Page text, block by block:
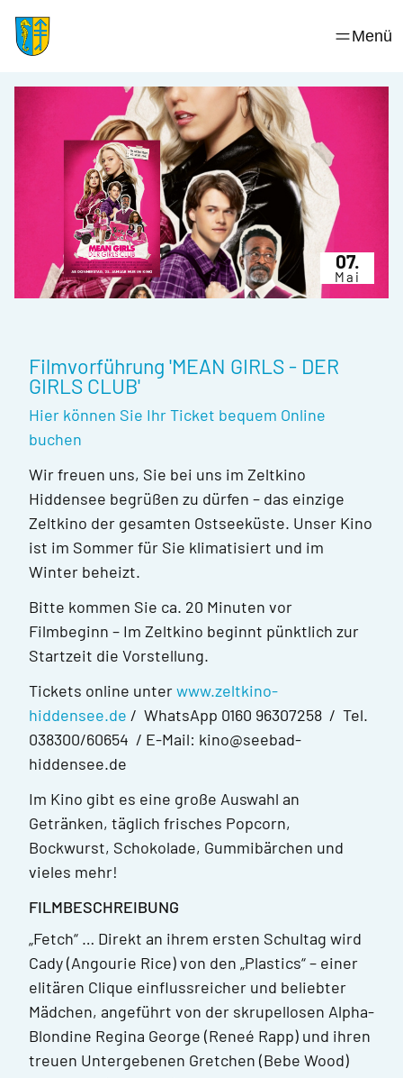
content
Menü
07.
Mai
Filmvorführung 'MEAN GIRLS - DER
GIRLS CLUB'
Hier können Sie Ihr Ticket bequem Online
buchen
Wir freuen uns, Sie bei uns im Zeltkino
Hiddensee begrüßen zu dürfen – das einzige
Zeltkino der gesamten Ostseeküste. Unser Kino
ist im Sommer für Sie klimatisiert und im
Winter beheizt.
Bitte kommen Sie ca. 20 Minuten vor
Filmbeginn – Im Zeltkino beginnt pünktlich zur
Startzeit die Vorstellung.
Tickets online unterwww.zeltkino-
hiddensee.de / WhatsApp 0160 96307258 / Tel.
038300/60654 / E-Mail: kino@seebad-
hiddensee.de
Im Kino gibt es eine große Auswahl an
Getränken, täglich frisches Popcorn,
Bockwurst, Schokolade, Gummibärchen und
vieles mehr!
FILMBESCHREIBUNG
„Fetch“ … Direkt an ihrem ersten Schultag wird
Cady (Angourie Rice) von den „Plastics“ – einer
elitären Clique einflussreicher und beliebter
Mädchen, angeführt von der skrupellosen Alpha-
Blondine Regina George (Reneé Rapp) und ihren
treuen Untergebenen Gretchen (Bebe Wood)